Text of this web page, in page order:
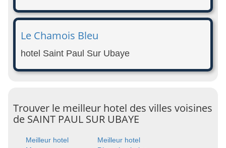
Le Chamois Bleu
hotel Saint Paul Sur Ubaye
Trouver le meilleur hotel des villes voisines
de SAINT PAUL SUR UBAYE
Meilleur hotel
Meilleur hotel